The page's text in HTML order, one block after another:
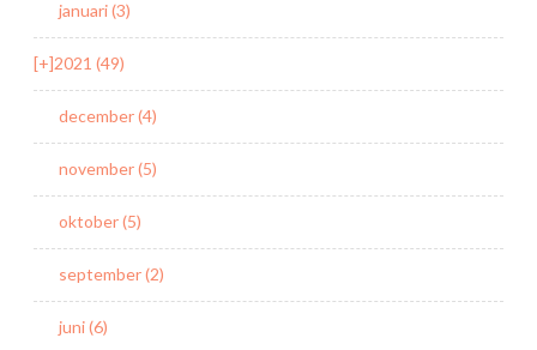
januari (3)
[+]2021 (49)
december (4)
november (5)
oktober (5)
september (2)
juni (6)